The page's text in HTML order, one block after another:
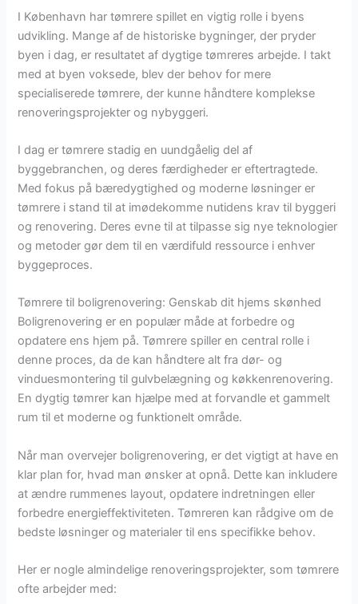
I København har tømrere spillet en vigtig rolle i byens
udvikling. Mange af de historiske bygninger, der pryder
byen i dag, er resultatet af dygtige tømreres arbejde. I takt
med at byen voksede, blev der behov for mere
specialiserede tømrere, der kunne håndtere komplekse
renoveringsprojekter og nybyggeri.
I dag er tømrere stadig en uundgåelig del af
byggebranchen, og deres færdigheder er eftertragtede.
Med fokus på bæredygtighed og moderne løsninger er
tømrere i stand til at imødekomme nutidens krav til byggeri
og renovering. Deres evne til at tilpasse sig nye teknologier
og metoder gør dem til en værdifuld ressource i enhver
byggeproces.
Tømrere til boligrenovering: Genskab dit hjems skønhed
Boligrenovering er en populær måde at forbedre og
opdatere ens hjem på. Tømrere spiller en central rolle i
denne proces, da de kan håndtere alt fra dør- og
vinduesmontering til gulvbelægning og køkkenrenovering.
En dygtig tømrer kan hjælpe med at forvandle et gammelt
rum til et moderne og funktionelt område.
Når man overvejer boligrenovering, er det vigtigt at have en
klar plan for, hvad man ønsker at opnå. Dette kan inkludere
at ændre rummenes layout, opdatere indretningen eller
forbedre energieffektiviteten. Tømreren kan rådgive om de
bedste løsninger og materialer til ens specifikke behov.
Her er nogle almindelige renoveringsprojekter, som tømrere
ofte arbejder med: